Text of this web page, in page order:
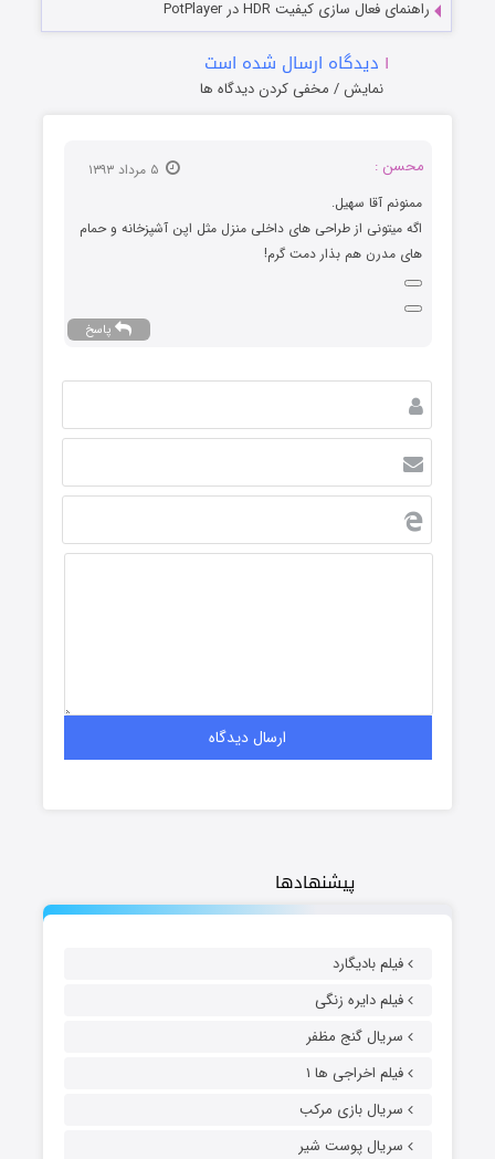
پیشنهادها
فیلم بادیگارد
فیلم دایره زنگی
سریال گنج مظفر
فیلم اخراجی ها ۱
سریال بازی مرکب
سریال پوست شیر
راهنمای فعال سازی کیفیت HDR در PotPlayer
۱ دیدگاه ارسال شده است
نمایش / مخفی کردن دیدگاه ها
محسن :
ممنونم آقا سهیل.
اگه میتونی از طراحی های داخلی منزل مثل اپن آشپزخانه و حمام
های مدرن هم بذار دمت گرم!
پاسخ